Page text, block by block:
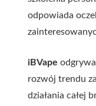
odpowiada
iBVape
rozwój trendu
działania całej